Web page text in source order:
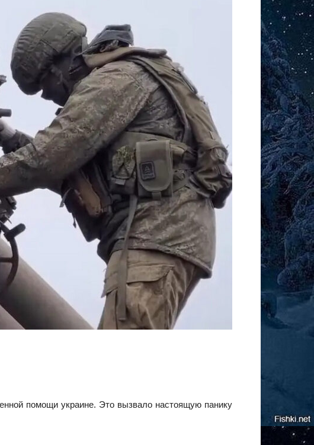
помощи украине. Это вызвало настоящую панику